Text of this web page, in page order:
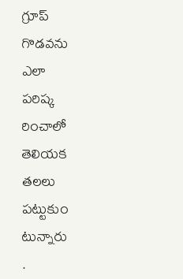
గ్రూప్
గొడవను
ఎలా
పరిష్క
రించాలో
తెలియక
తలలు
పట్టుకుం
టున్నారు
.